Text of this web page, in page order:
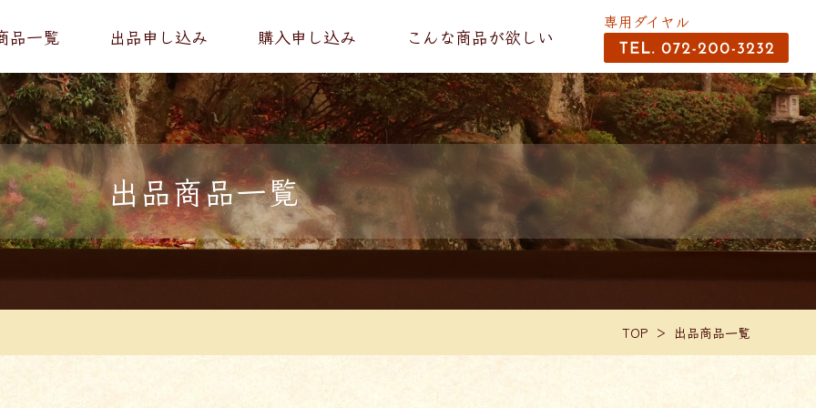
品一覧 出品申し込み 購入申し込み こんな商品が欲しい
専用ダイヤル
出品商品一覧
TOP 出品商品一覧